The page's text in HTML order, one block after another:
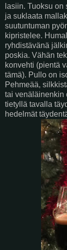
lasiin. Tuoksu
ja suklaata
suutuntuman
kipristelee.
ryhdistävänä
poskia. Vähän
konvehti (pientä
tämä). Pullo on
Pehmeää,
tai venäläinenkin
tietyllä tavalla
hedelmät